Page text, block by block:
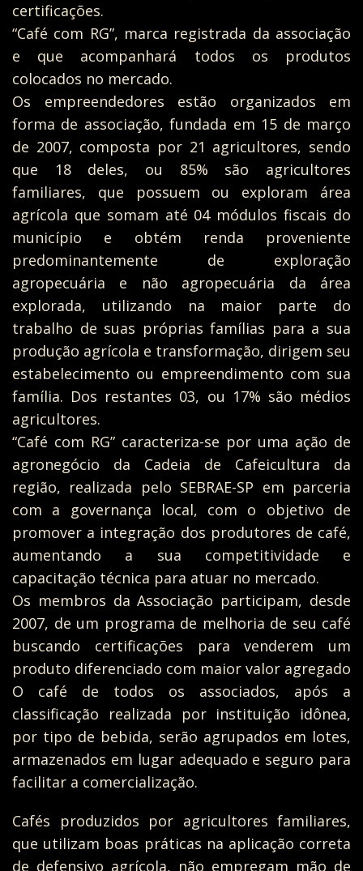
certificações.
“Café com RG”, marca registrada da associação
e que acompanhará todos os produtos
colocados no mercado.
Os empreendedores estão organizados em
forma de associação, fundada em 15 de março
de 2007, composta por 21 agricultores, sendo
que 18 deles, ou 85% são agricultores
familiares, que possuem ou exploram área
agrícola que somam até 04 módulos fiscais do
município e obtém renda proveniente
predominantemente de exploração
agropecuária e não agropecuária da área
explorada, utilizando na maior parte do
trabalho de suas próprias famílias para a sua
produção agrícola e transformação, dirigem seu
estabelecimento ou empreendimento com sua
família. Dos restantes 03, ou 17% são médios
agricultores.
“Café com RG” caracteriza-se por uma ação de
agronegócio da Cadeia de Cafeicultura da
região, realizada pelo SEBRAE-SP em parceria
com a governança local, com o objetivo de
promover a integração dos produtores de café,
aumentando a sua competitividade e
capacitação técnica para atuar no mercado.
Os membros da Associação participam, desde
2007, de um programa de melhoria de seu café
buscando certificações para venderem um
produto diferenciado com maior valor agregado
O café de todos os associados, após a
classificação realizada por instituição idônea,
por tipo de bebida, serão agrupados em lotes,
armazenados em lugar adequado e seguro para
facilitar a comercialização.
Cafés produzidos por agricultores familiares,
que utilizam boas práticas na aplicação correta
de defensivo agrícola, não empregam mão de